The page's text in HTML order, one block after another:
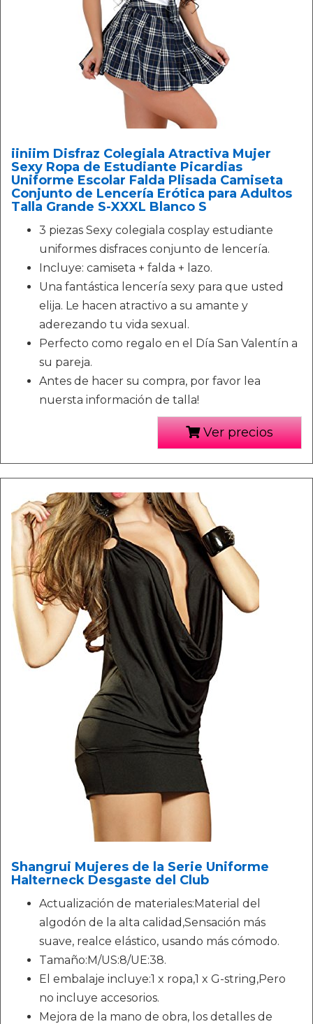
iiniim Disfraz Colegiala Atractiva Mujer
Sexy Ropa de Estudiante Picardias
Uniforme Escolar Falda Plisada Camiseta
Conjunto de Lencería Erótica para Adultos
Talla Grande S-XXXL Blanco S
3 piezas Sexy colegiala cosplay estudiante
uniformes disfraces conjunto de lencería.
Incluye: camiseta + falda + lazo.
Una fantástica lencería sexy para que usted
elija. Le hacen atractivo a su amante y
aderezando tu vida sexual.
Perfecto como regalo en el Día San Valentín a
su pareja.
Antes de hacer su compra, por favor lea
nuersta información de talla!
Ver precios
Shangrui Mujeres de la Serie Uniforme
Halterneck Desgaste del Club
Actualización de materiales:Material del
algodón de la alta calidad,Sensación más
suave, realce elástico, usando más cómodo.
Tamaño:M/US:8/UE:38.
El embalaje incluye:1 x ropa,1 x G-string,Pero
no incluye accesorios.
Mejora de la mano de obra, los detalles de